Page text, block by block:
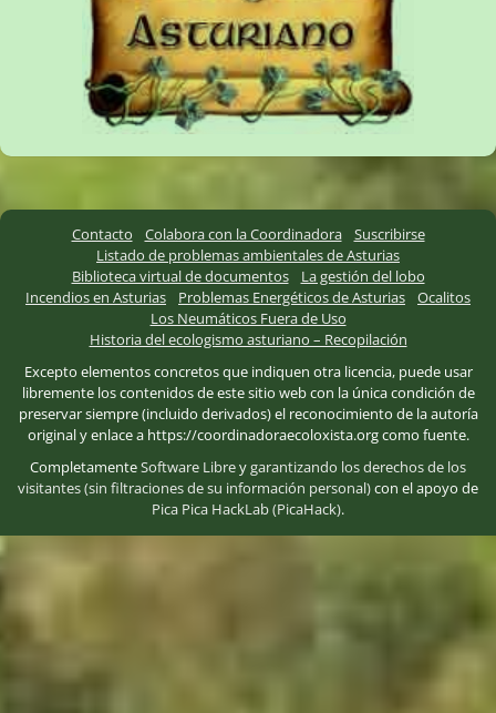
Contacto Colabora con la Coordinadora
Suscribirse
Listado de problemas ambientales de Asturias
Biblioteca virtual de documentos
La gestión del lobo
Incendios en Asturias
Problemas Energéticos de Asturias
Ocalitos
Los Neumáticos Fuera de Uso
Historia del ecologismo asturiano – Recopilación
Excepto elementos concretos que indiquen otra licencia, puede usar
libremente los contenidos de este sitio web con la única condición de
preservar siempre (incluido derivados) el reconocimiento de la autoría
original y enlace a https://coordinadoraecoloxista.org como fuente.
CompletamenteSoftware Libreygarantizando los derechos de los
visitantes (sin filtraciones de su información personal)con el apoyo de
Pica Pica HackLab (PicaHack).